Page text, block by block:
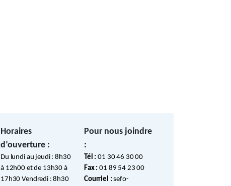
Horaires
d’ouverture :
Du lundi au jeudi : 8h30
à 12h00 et de 13h30 à
17h30 Vendredi : 8h30
Pour nous joindre
:
Tél :01 30 46 30 00
Fax :01 89 54 23 00
Courriel :sefo-